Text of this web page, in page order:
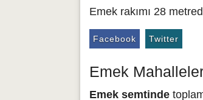
Emek rakımı 28
Facebook Twitter
Emek
Emek semtinde